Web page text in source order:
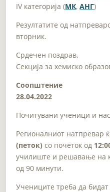
IV категорија (МК,АНГ)
Резултатите од
вторник.
Срдечен поздрав,
Секција за хемиско
Соопштение
28.04.2022
Почитувани ученици и
Регионалниот натпревар
(петок) со почеток од
училиште и решавање на
од 90 минути.
Учениците треба да